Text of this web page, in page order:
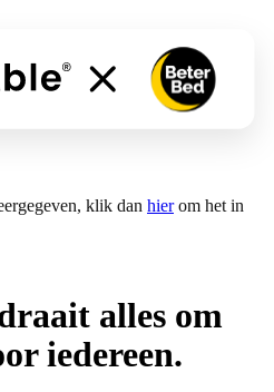
klik dan hierom het in
alles om
iedereen.